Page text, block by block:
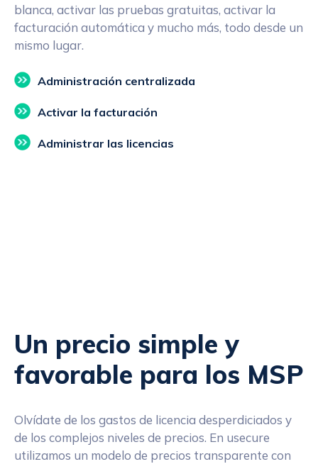
blanca, activar las pruebas gratuitas, activar la
facturación automática y mucho más, todo desde un
mismo lugar.
Administración centralizada
Activar la facturación
Administrar las licencias
Un precio simple y
favorable para los MSP
Olvídate de los gastos de licencia desperdiciados y
de los complejos niveles de precios. En usecure
utilizamos un modelo de precios transparente con